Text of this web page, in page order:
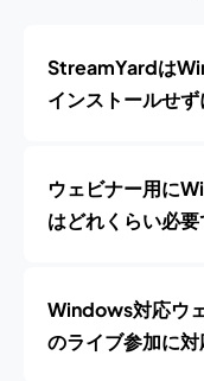
StreamYardは
インストールせ
ウェビナー用に
はどれくらい必要
Windows対応ウ
のライブ参加に